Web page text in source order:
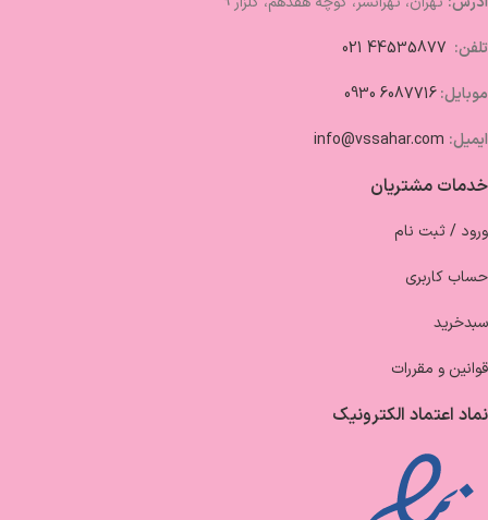
تلفن:
موبایل:6087716 0930
ایمیل: info@vssahar.com
خدمات مشتریان
ورود / ثبت نام
حساب کاربری
سبدخرید
قوانین و مقررات
نماد اعتماد الکترونیک